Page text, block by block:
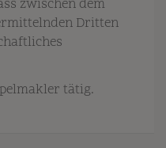
zwischen dem
Dritten
tätig.